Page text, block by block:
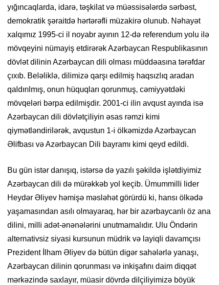
yığıncaqlarda, idarə, təşkilat və müəssisələrdə sərbəst,
demokratik şəraitdə hərtərəfli müzakirə olunub. Nəhayət
xalqımız 1995-ci il noyabr ayının 12-də referendum yolu ilə
mövqeyini nümayiş etdirərək Azərbaycan Respublikasının
dövlət dilinin Azərbaycan dili olması müddəasına tərəfdar
çıxıb. Beləliklə, dilimizə qarşı edilmiş haqsızlıq aradan
qaldırılmış, onun hüquqları qorunmuş, cəmiyyətdəki
mövqeləri bərpa edilmişdir. 2001-ci ilin avqust ayında isə
Azərbaycan dili dövlətçiliyin əsas rəmzi kimi
qiymətləndirilərək, avqustun 1-i ölkəmizdə Azərbaycan
Əlifbası və Azərbaycan Dili bayramı kimi qeyd edildi.
Bu gün istər danışıq, istərsə də yazılı şəkildə işlətdiyimiz
Azərbaycan dili də mürəkkəb yol keçib. Ümummilli lider
Heydər Əliyev həmişə məsləhət görürdü ki, hansı ölkədə
yaşamasından asılı olmayaraq, hər bir azərbaycanlı öz ana
dilini, milli adət-ənənələrini unutmamalıdır. Ulu Öndərin
alternativsiz siyasi kursunun müdrik və layiqli davamçısı
Prezident İlham Əliyev də bütün digər sahələrlə yanaşı,
Azərbaycan dilinin qorunması və inkişafını daim diqqət
mərkəzində saxlayır, müasir dövrdə dilçiliyimizə böyük